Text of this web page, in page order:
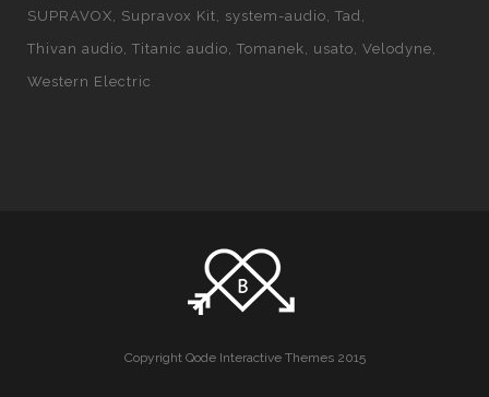
SUPRAVOX
Supravox Kit system-audio Tad
Thivan audio Titanic audio Tomanek usato Velodyne
Western Electric
Copyright Qode Interactive Themes 2015